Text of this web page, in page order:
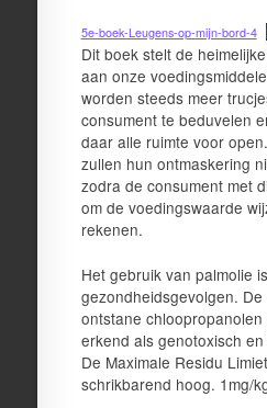
5e-boek-Leugens-op-mijn-bord-4
Dit boek stelt de
aan onze
worden steeds meer
consument te beduvelen
daar alle ruimte voor
zullen hun ontmaskering
zodra de consument met
om de voedingswaarde
rekenen.
Het gebruik van palmolie
gezondheidsgevolgen.
ontstane
erkend als genotoxisch
De Maximale Residu
schrikbarend hoog. 1mg/